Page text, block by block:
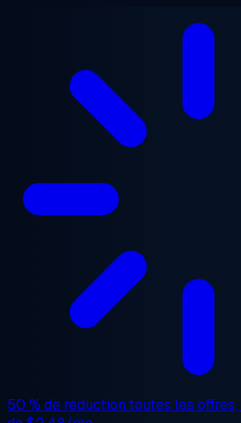
50 % de réduction toutes les